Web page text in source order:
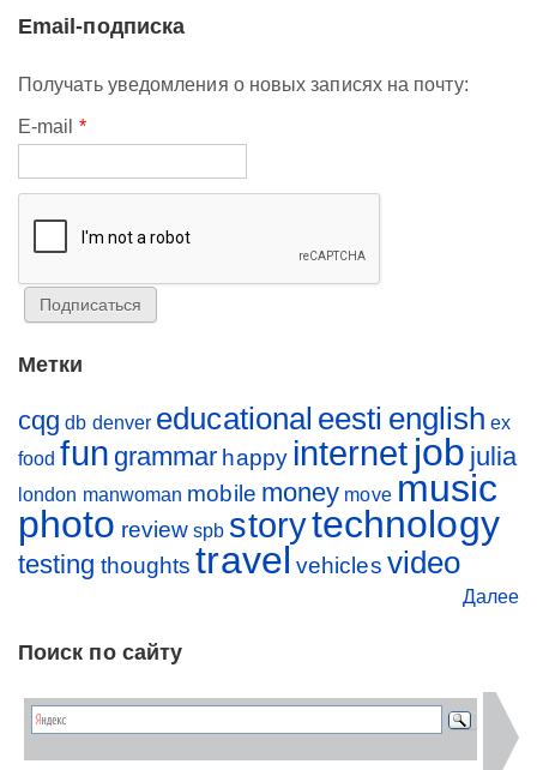
Email-подписка
Получать уведомления о новых записях на почту:
E-mail *
Метки
cqg db denver educational eesti english ex
food fun grammar happy internet job julia
london manwoman mobile money move music
photo review spb storytechnology
testing thoughts travel vehicles video
Далее
Поиск по сайту